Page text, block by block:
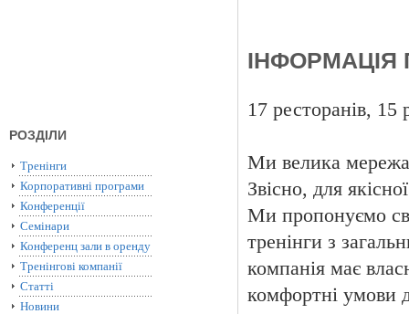
РОЗДІЛИ
Тренінги
Корпоративні програми
Конференції
Семінари
Конференц зали в оренду
Тренінгові компанії
Статті
Новини
17 ресторанів, 15
Ми велика
Звісно, для
Ми пропонуємо
тренінги з
компанія має
комфортні умови